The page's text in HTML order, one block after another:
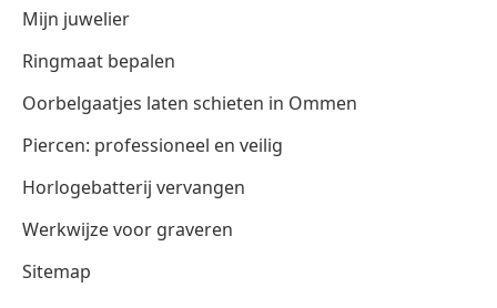
Mijn juwelier
Ringmaat bepalen
Oorbelgaatjes laten schieten in Ommen
Piercen: professioneel en veilig
Horlogebatterij vervangen
Werkwijze voor graveren
Sitemap